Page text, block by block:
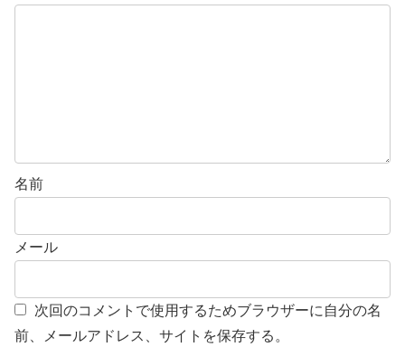
名前
メール
次回のコメントで使用するためブラウザーに自分の名
前、メールアドレス、サイトを保存する。